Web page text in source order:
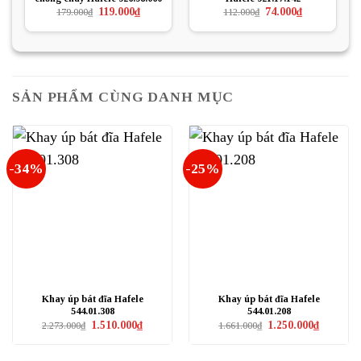
179.000₫ Giá
là:
119.000₫Giá
hiện
tại
119.000₫.
112.000₫ Giá
là:
74.000₫Giá
hiện
tại
74.000₫.
SẢN PHẨM CÙNG DANH MỤC
-34%
Khay úp bát đĩa Hafele
544.01.308
2.273.000₫ Giá
1.510.000₫Giá
hiện
-25%
Khay úp bát đĩa Hafele
544.01.208
1.661.000₫ Giá
1.250.000₫Giá
hiện